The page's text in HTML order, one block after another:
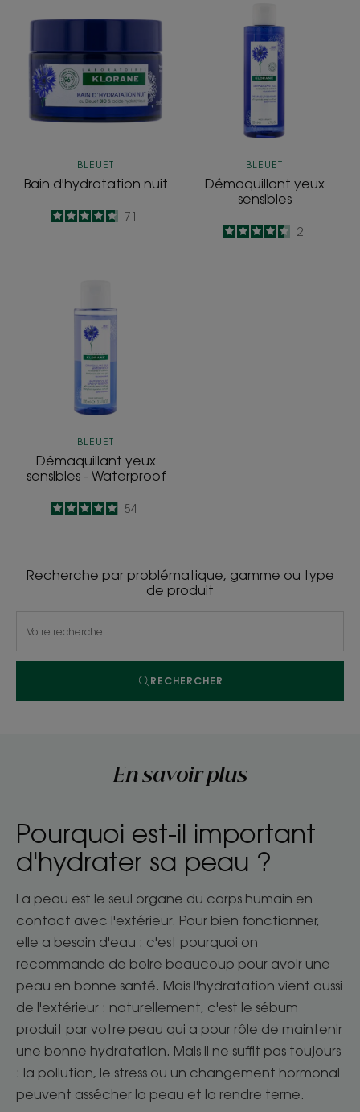
d'hydratation
BLEUET
Bain d'hydratation nuit
4.7
/
5
71
yeux
sensibles
BLEUET
Démaquillant yeux
sensibles
4.5
/
5
2
sensibles
-
Waterproof
BLEUET
Démaquillant yeux
sensibles - Waterproof
4.9
/
5
54
Recherche par problématique, gamme ou type
de produit
RECHERCHER
En savoir plus
Pourquoi est-il important
d'hydrater sa peau ?
La peau est le seul organe du corps humain en
contact avec l'extérieur. Pour bien fonctionner,
elle a besoin d'eau : c'est pourquoi on
recommande de boire beaucoup pour avoir une
peau en bonne santé. Mais l'hydratation vient aussi
de l'extérieur : naturellement, c'est le sébum
produit par votre peau qui a pour rôle de maintenir
une bonne hydratation. Mais il ne suffit pas toujours
: la pollution, le stress ou un changement hormonal
peuvent assécher la peau et la rendre terne.